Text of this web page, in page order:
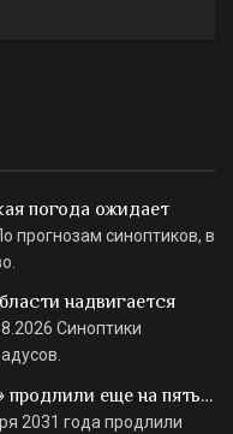
погода ожидает
прогнозам синоптиков, в
надвигается
Синоптики
продлили еще на пять…
2031 года продлили